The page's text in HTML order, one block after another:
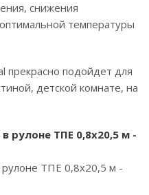
снижения
температуры
прекрасно подойдет для
детской комнате, на
рулоне ТПЕ 0,8х20,5 м -
рулоне ТПЕ 0,8х20,5 м -